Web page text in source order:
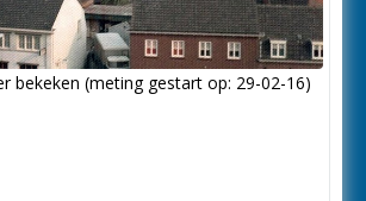
bekeken (meting gestart op: 29-02-16)